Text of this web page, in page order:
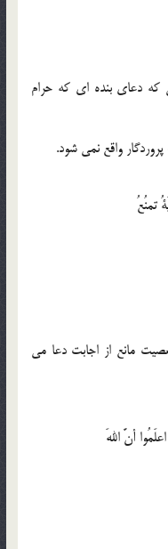
كه دعاي بنده اي كه حرام
واقع نمي شود.
مانع از اجابت دعا مي